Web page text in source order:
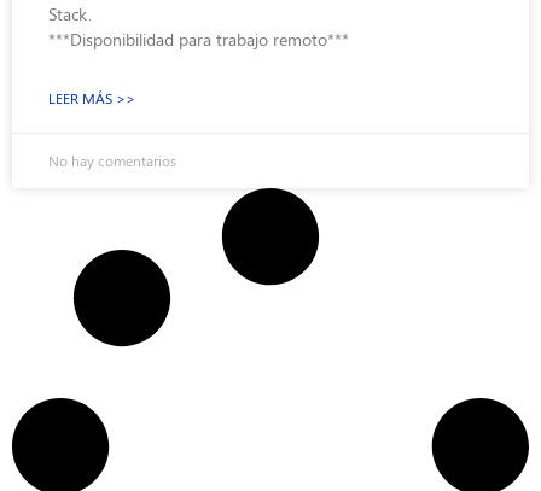
Stack.
***Disponibilidad para trabajo remoto***
LEER MÁS >>
No hay comentarios